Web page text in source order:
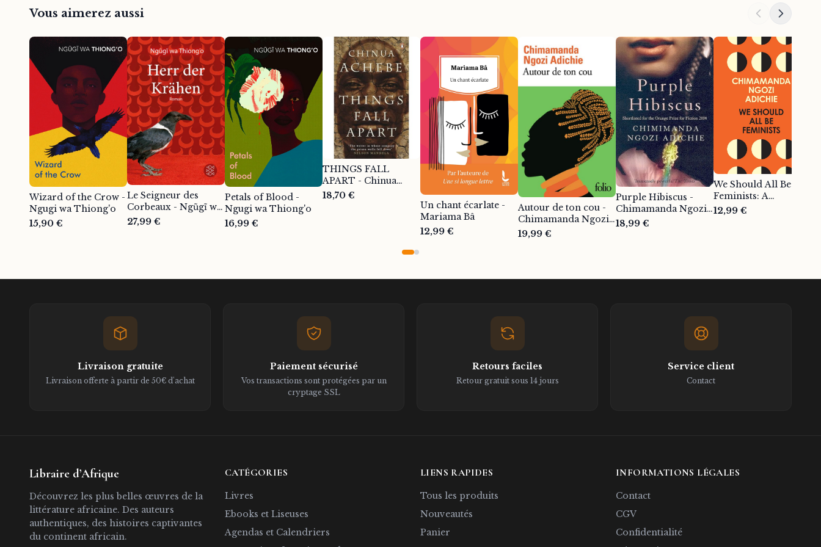
Vous aimerez aussi
Wizard of the Crow -
Ngugi wa Thiong'o
15,90 €
Le Seigneur des
Corbeaux - Ngũgĩ wa
Thiong'o
27,99 €
Petals of Blood -
Ngugi wa Thiong'o
16,99 €
THINGS FALL
APART - Chinua
Achebe
18,70 €
Un chant écarlate -
Mariama Bâ
12,99 €
Autour de ton cou -
Chimamanda Ngozi
Adichie
19,99 €
Purple Hibiscus -
Chimamanda Ngozi
Adichie
18,99 €
We Should All Be
Feminists: A
powerful essay on
Chimamanda Ngozi
12,99 €
Livraison gratuite
Livraison offerte à partir de 50€ d'achat
Paiement sécurisé
Vos transactions sont protégées par un
cryptage SSL
Retours faciles
Retour gratuit sous 14 jours
Service client
Contact
Libraire d’Afrique
Découvrez les plus belles œuvres de la
littérature africaine. Des auteurs
authentiques, des histoires captivantes
du continent africain.
CATÉGORIES
Livres
Ebooks et Liseuses
Agendas et Calendriers
LIENS RAPIDES
Tous les produits
Nouveautés
Panier
INFORMATIONS LÉGALES
Contact
CGV
Confidentialité